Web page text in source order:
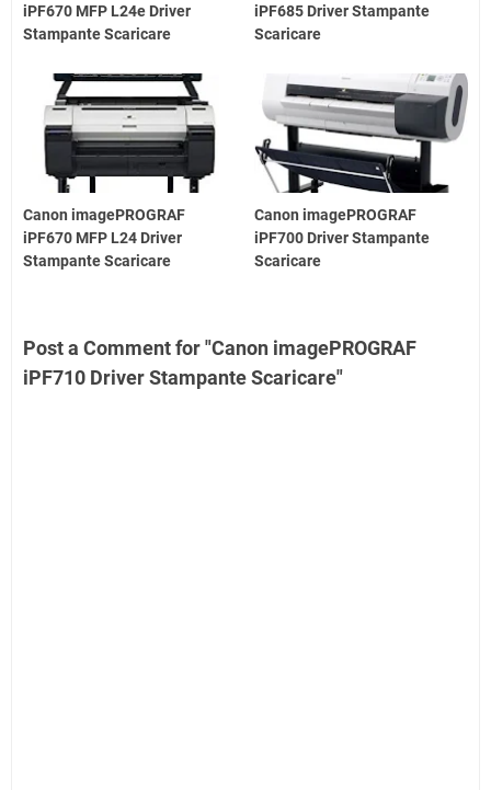
iPF670 MFP L24e Driver
Stampante Scaricare
iPF685 Driver Stampante
Scaricare
Canon imagePROGRAF
iPF670 MFP L24 Driver
Stampante Scaricare
Canon imagePROGRAF
iPF700 Driver Stampante
Scaricare
Post a Comment for "Canon imagePROGRAF
iPF710 Driver Stampante Scaricare"